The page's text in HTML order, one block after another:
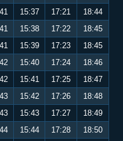
15:37 17:21
18:44
15:38 17:22
18:45
15:39 17:23
18:45
15:40 17:24
18:46
15:41 17:25
18:47
15:42 17:26
18:48
15:43 17:27
18:49
15:44 17:28
18:50